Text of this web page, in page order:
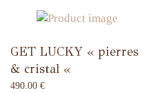
GET LUCKY « pierres
& cristal «
490.00 €